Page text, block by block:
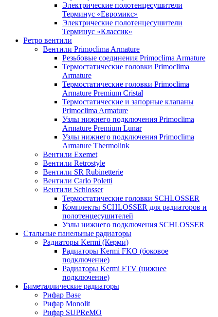
Электрические полотенцесушители
Терминус «Евромикс»
Электрические полотенцесушители
Терминус «Классик»
Ретро вентили
Вентили Primoclima Armature
Резьбовые соединения Primoclima Armature
Термостатические головки Primoclima
Armature
Термостатические головки Primoclima
Armature Premium Cristal
Термостатические и запорные клапаны
Primoclima Armature
Узлы нижнего подключения Primoclima
Armature Premium Lunar
Узлы нижнего подключения Primoclima
Armature Thermolink
Вентили Exemet
Вентили Retrostyle
Вентили SR Rubinetterie
Вентили Carlo Poletti
Вентили Schlosser
Термостатические головки SCHLOSSER
Комплекты SCHLOSSER для радиаторов и
полотенцесушителей
Узлы нижнего подключения SCHLOSSER
Стальные панельные радиаторы
Радиаторы Kermi (Керми)
Радиаторы Kermi FKO (боковое
подключение)
Радиаторы Kermi FTV (нижнее
подключение)
Биметаллические радиаторы
Рифар Base
Рифар Monolit
Рифар SUPReMO